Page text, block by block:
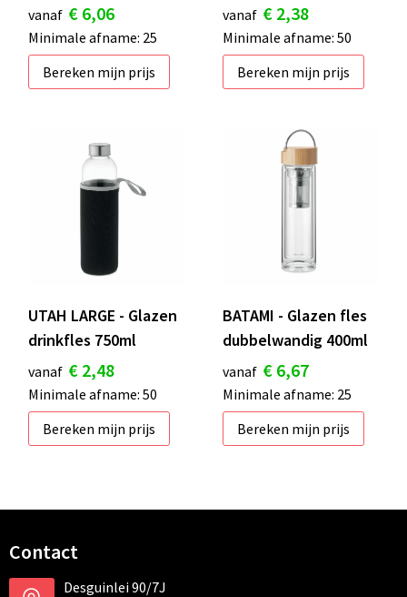
vanaf € 6,06
Minimale afname: 25
Bereken mijn prijs
vanaf € 2,38
Minimale afname: 50
Bereken mijn prijs
UTAH LARGE - Glazen
drinkfles 750ml
vanaf € 2,48
Minimale afname: 50
Bereken mijn prijs
BATAMI - Glazen fles
dubbelwandig 400ml
vanaf € 6,67
Minimale afname: 25
Bereken mijn prijs
Contact
Desguinlei 90/7J